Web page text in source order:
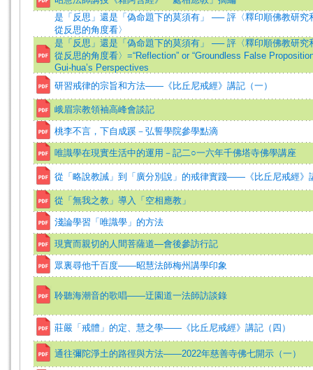
是「反思」還是「偽命題下的莫須有」 ── 評〈釋印順佛教研
從反思的角度看〉
是「反思」還是「偽命題下的莫須有」 ── 評〈釋印順佛教研
從反思的角度看〉=“Reflection” or “Groundless False
Gui-hua’s Perspectives
研習戒律的宗旨和方法——《比丘尼戒經》講記（一）
峨眉宗教領袖高峰會談記
桃李不言，下自成蹊－弘誓學院參學點滴
唯識學在現實生活中的運用－記二○一六年千佛塔寺佛學講座
從「略說教誡」到「廣分別說」的戒律實踐——《比丘尼戒經》
從「無我之教」導入「空相應教」
淺論學習「唯識學」的方法
現實而親切的人間菩薩道—會後參訪行記
眾裏尋他千百度——昭慧法師梅州講學印象
聆聽海潮音的歌唱——迂園道一法師訪談錄
莊嚴「戒體」的定、慧之學——《比丘尼戒經》講記（四）
通往彌陀淨土的路徑與方法——2022年慈善寺佛七開示（一）